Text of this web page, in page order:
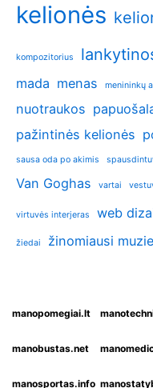
kelionės
kompozitorius
mada menas menininkų
nuotraukos
pažintinės kelionės
sausa oda po akimis
Van Goghas vartai
virtuvės interjeras web
žiedai žinomiausi
manopomegiai.lt
manobustas.net
manosportas.info